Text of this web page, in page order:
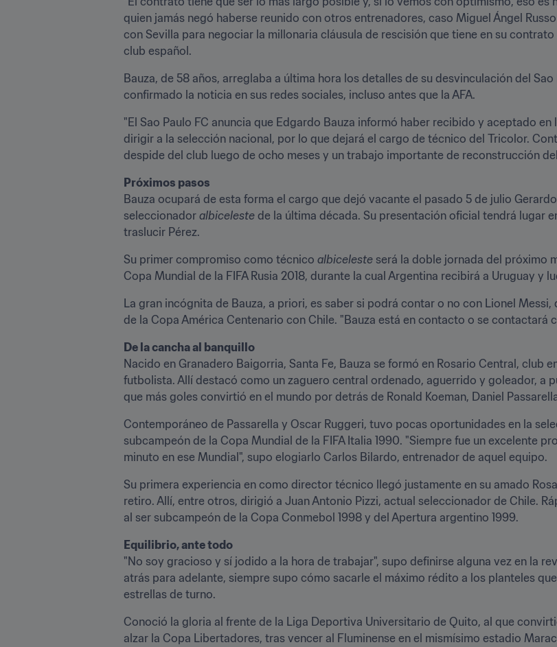
quien jamás negó haberse reunido con otros entrenadores, caso Miguel Ángel
con Sevilla para negociar la millonaria cláusula de rescisión que tiene en su
club español.
Bauza, de 58 años, arreglaba a última hora los detalles de su desvinculación del
confirmado la noticia en sus redes sociales, incluso antes que la AFA.
"El Sao Paulo FC anuncia que Edgardo Bauza informó haber recibido y aceptado en
dirigir a la selección nacional, por lo que dejará el cargo de técnico del Tricolor.
despide del club luego de ocho meses y un trabajo importante de reconstrucción
Próximos pasos
Bauza ocupará de esta forma el cargo que dejó vacante el pasado 5 de julio
seleccionador albiceleste de la última década. Su presentación oficial tendrá lugar
traslucir Pérez.
Su primer compromiso como técnico albiceleste será la doble jornada del próximo
Copa Mundial de la FIFA Rusia 2018, durante la cual Argentina recibirá a Uruguay y
La gran incógnita de Bauza, a priori, es saber si podrá contar o no con Lionel
de la Copa América Centenario con Chile. "Bauza está en contacto o se contactará
De la cancha al banquillo
Nacido en Granadero Baigorria, Santa Fe, Bauza se formó en Rosario Central, club
futbolista. Allí destacó como un zaguero central ordenado, aguerrido y goleador, a
que más goles convirtió en el mundo por detrás de Ronald Koeman, Daniel
Contemporáneo de Passarella y Oscar Ruggeri, tuvo pocas oportunidades en la
subcampeón de la Copa Mundial de la FIFA Italia 1990. "Siempre fue un excelente
minuto en ese Mundial", supo elogiarlo Carlos Bilardo, entrenador de aquel equipo.
Su primera experiencia en como director técnico llegó justamente en su amado
retiro. Allí, entre otros, dirigió a Juan Antonio Pizzi, actual seleccionador de Chile.
al ser subcampeón de la Copa Conmebol 1998 y del Apertura argentino 1999.
Equilibrio, ante todo
"No soy gracioso y sí jodido a la hora de trabajar", supo definirse alguna vez en la
atrás para adelante, siempre supo cómo sacarle el máximo rédito a los planteles
estrellas de turno.
Conoció la gloria al frente de la Liga Deportiva Universitario de Quito, al que
alzar la Copa Libertadores, tras vencer al Fluminense en el mismísimo estadio